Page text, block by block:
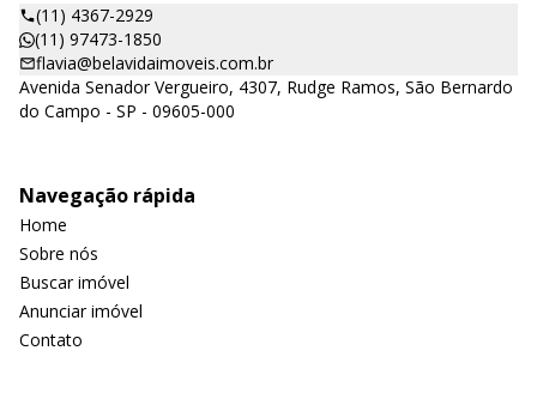
(11) 4367-2929
(11) 97473-1850
flavia@belavidaimoveis.com.br
Avenida Senador Vergueiro, 4307, Rudge Ramos, São Bernardo
do Campo - SP - 09605-000
Navegação rápida
Home
Sobre nós
Buscar imóvel
Anunciar imóvel
Contato